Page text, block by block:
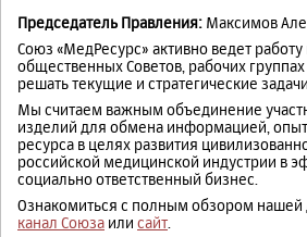
Председатель Правления: Максимов
Союз «МедРесурс» активно ведет
общественных Советов, рабочих
решать текущие и стратегические задачи.
Мы считаем важным объединение
изделий для обмена информацией,
ресурса в целях развития
российской медицинской индустрии в
социально ответственный бизнес.
Ознакомиться с полным обзором
канал Союза или сайт